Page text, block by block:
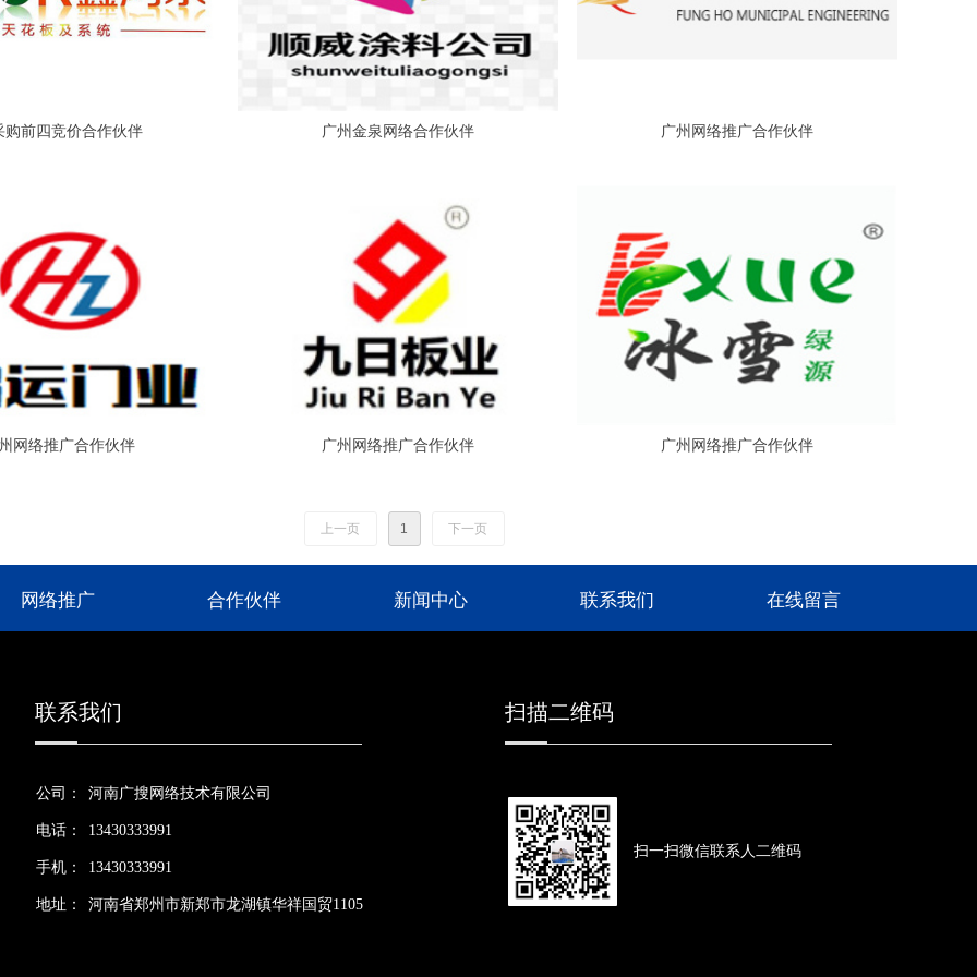
购前四竞价合作伙伴 广州金泉网络合作伙伴 广州网络推广合作伙伴
网络推广合作伙伴 广州网络推广合作伙伴 广州网络推广合作伙伴
上一页 1 下一页
联系我们 扫描二维码
扫一扫微信联系人二维码
公司： 河南广搜网络技术有限公司
电话： 13430333991
手机： 13430333991
地址： 河南省郑州市新郑市龙湖镇华祥国贸1105
网络推广 合作伙伴 新闻中心 联系我们 在线留言